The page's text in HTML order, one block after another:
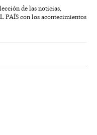
de las noticias,
PAÍS con los acontecimientos